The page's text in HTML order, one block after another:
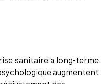
sanitaire à long-terme.
augmentent